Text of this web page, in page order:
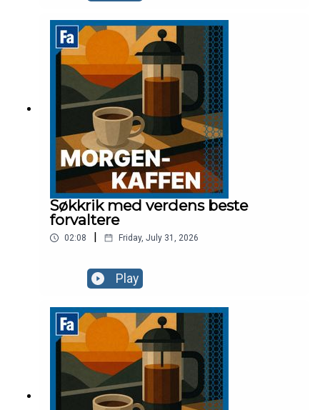
Søkkrik med verdens beste
forvaltere
02:08 Friday, July 31, 2026
Play